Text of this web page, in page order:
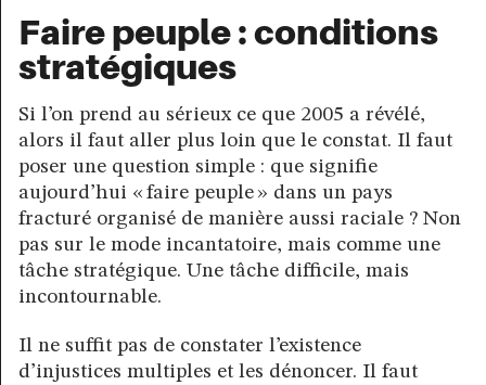
Faire peuple : conditions
stratégiques
Si l’on prend au sérieux ce que 2005 a révélé,
alors il faut aller plus loin que le constat. Il faut
poser une question simple : que signifie
aujourd’hui « faire peuple » dans un pays
fracturé organisé de manière aussi raciale ? Non
pas sur le mode incantatoire, mais comme une
tâche stratégique. Une tâche difficile, mais
incontournable.
Il ne suffit pas de constater l’existence
d’injustices multiples et les dénoncer. Il faut